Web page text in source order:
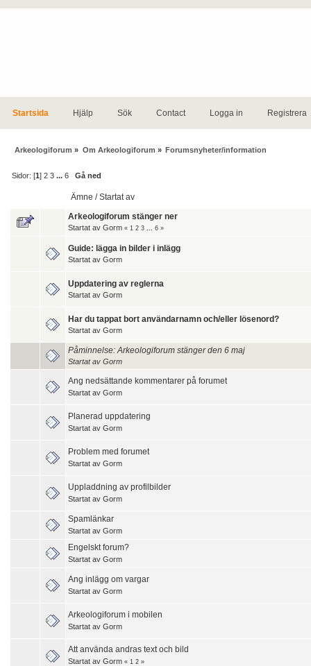
Startsida Hjälp Sök Contact Logga in Registrera
Arkeologiforum » Om Arkeologiforum » Forumsnyheter/information
Sidor: [1]2 3 ...6 Gå ned
Ämne /Startat av
Arkeologiforum stänger ner
Startat av Gorm « 1 2 3 6 »
Guide: lägga in bilder i inlägg
Startat av Gorm
Uppdatering av reglerna
Startat av Gorm
Har du tappat bort användarnamn och/eller lösenord?
Startat av Gorm
Påminnelse: Arkeologiforum stänger den 6 maj
Startat av Gorm
Ang nedsättande kommentarer på forumet
Startat av Gorm
Planerad uppdatering
Startat av Gorm
Problem med forumet
Startat av Gorm
Uppladdning av profilbilder
Startat av Gorm
Spamlänkar
Startat av Gorm
Engelskt forum?
Startat av Gorm
Ang inlägg om vargar
Startat av Gorm
Arkeologiforum i mobilen
Startat av Gorm
Att använda andras text och bild
Startat av Gorm « 1 2 »